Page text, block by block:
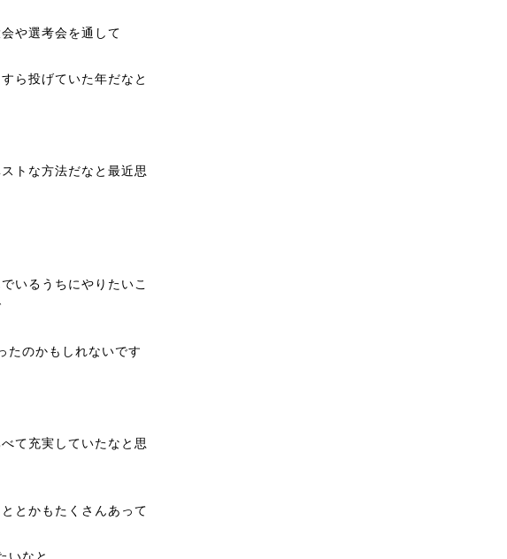
や選考会を通して
ら投げていた年だなと
トな方法だなと最近思
いるうちにやりたいこ
たのかもしれないです
て充実していたなと思
とかもたくさんあって